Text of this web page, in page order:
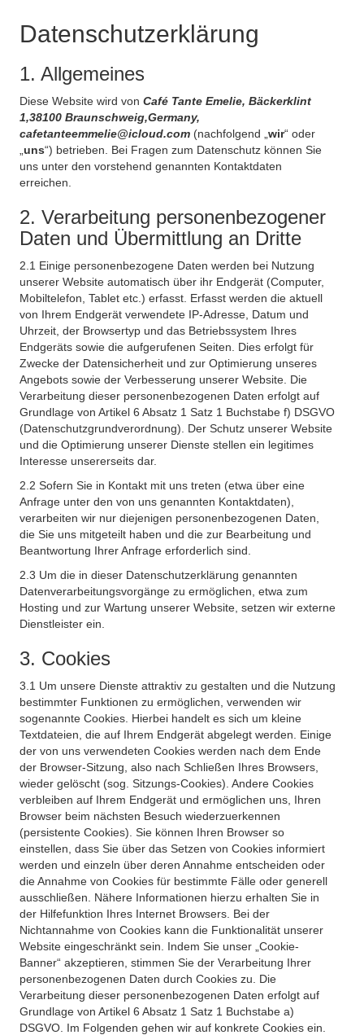
Datenschutzerklärung
1. Allgemeines
Diese Website wird von Café Tante Emelie, Bäckerklint
1,38100 Braunschweig,Germany,
cafetanteemmelie@icloud.com (nachfolgend „ wir“ oder
uns“) betrieben. Bei Fragen zum Datenschutz können Sie
uns unter den vorstehend genannten Kontaktdaten
erreichen.
2. Verarbeitung personenbezogener
Daten und Übermittlung an Dritte
2.1 Einige personenbezogene Daten werden bei Nutzung
unserer Website automatisch über ihr Endgerät (Computer,
Mobiltelefon, Tablet etc.) erfasst. Erfasst werden die aktuell
von Ihrem Endgerät verwendete IP-Adresse, Datum und
Uhrzeit, der Browsertyp und das Betriebssystem Ihres
Endgeräts sowie die aufgerufenen Seiten. Dies erfolgt für
Zwecke der Datensicherheit und zur Optimierung unseres
Angebots sowie der Verbesserung unserer Website. Die
Verarbeitung dieser personenbezogenen Daten erfolgt auf
Grundlage von Artikel 6 Absatz 1 Satz 1 Buchstabe f) DSGVO
(Datenschutzgrundverordnung). Der Schutz unserer Website
und die Optimierung unserer Dienste stellen ein legitimes
Interesse unsererseits dar.
2.2 Sofern Sie in Kontakt mit uns treten (etwa über eine
Anfrage unter den von uns genannten Kontaktdaten),
verarbeiten wir nur diejenigen personenbezogenen Daten,
die Sie uns mitgeteilt haben und die zur Bearbeitung und
Beantwortung Ihrer Anfrage erforderlich sind.
2.3 Um die in dieser Datenschutzerklärung genannten
Datenverarbeitungsvorgänge zu ermöglichen, etwa zum
Hosting und zur Wartung unserer Website, setzen wir externe
Dienstleister ein.
3. Cookies
3.1 Um unsere Dienste attraktiv zu gestalten und die Nutzung
bestimmter Funktionen zu ermöglichen, verwenden wir
sogenannte Cookies. Hierbei handelt es sich um kleine
Textdateien, die auf Ihrem Endgerät abgelegt werden. Einige
der von uns verwendeten Cookies werden nach dem Ende
der Browser-Sitzung, also nach Schließen Ihres Browsers,
wieder gelöscht (sog. Sitzungs-Cookies). Andere Cookies
verbleiben auf Ihrem Endgerät und ermöglichen uns, Ihren
Browser beim nächsten Besuch wiederzuerkennen
(persistente Cookies). Sie können Ihren Browser so
einstellen, dass Sie über das Setzen von Cookies informiert
werden und einzeln über deren Annahme entscheiden oder
die Annahme von Cookies für bestimmte Fälle oder generell
ausschließen. Nähere Informationen hierzu erhalten Sie in
der Hilfefunktion Ihres Internet Browsers. Bei der
Nichtannahme von Cookies kann die Funktionalität unserer
Website eingeschränkt sein. Indem Sie unser „Cookie-
Banner“ akzeptieren, stimmen Sie der Verarbeitung Ihrer
personenbezogenen Daten durch Cookies zu. Die
Verarbeitung dieser personenbezogenen Daten erfolgt auf
Grundlage von Artikel 6 Absatz 1 Satz 1 Buchstabe a)
DSGVO. Im Folgenden gehen wir auf konkrete Cookies ein.